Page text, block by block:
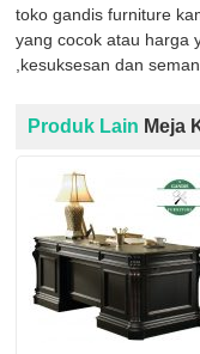
toko gandis furniture
yang cocok atau harga
,kesuksesan dan
Produk Lain Meja